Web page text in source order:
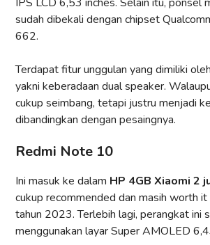
sudah dibekali dengan chipset
662.
Terdapat fitur unggulan yang dimiliki
yakni keberadaan dual speaker.
cukup seimbang, tetapi justru menjadi
dibandingkan dengan pesaingnya.
Redmi Note 10
Ini masuk ke dalam HP 4GB Xiaomi 2
cukup recommended dan masih worth
tahun 2023. Terlebih lagi, perangkat ini
menggunakan layar Super AMOLED